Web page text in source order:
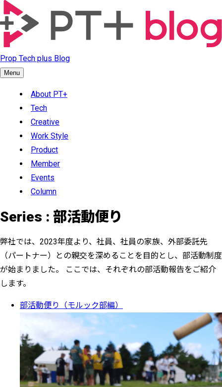
Prop Tech plus Blog
Menu
About PT+
Tech
Creative
Work Style
Product
Member
Events
Column
Series : 部活動便り
弊社では、2023年度より、社員、社員の家族、外部委託先
（パートナー）との親交を深めることを目的とし、部活動制度
が始まりました。 ここでは、それぞれの部活動報告をご紹介
します。
部活動便り（モルック部編）